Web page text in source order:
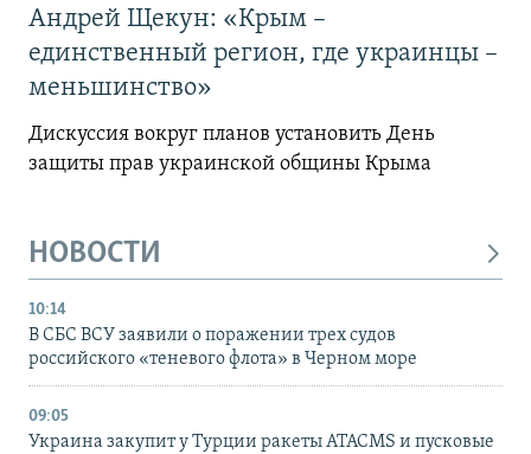
Андрей Щекун: «Крым –
единственный регион, где украинцы –
меньшинство»
Дискуссия вокруг планов установить День
защиты прав украинской общины Крыма
НОВОСТИ
10:14
В СБС ВСУ заявили о поражении трех судов
российского «теневого флота» в Черном море
09:05
Украина закупит у Турции ракеты ATACMS и пусковые